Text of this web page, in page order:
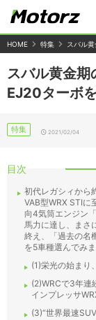
HOME 特集 スバル
スバル黄金期
EJ20ターボ
特集 2021/02/04
目次
初代レガシィから
VAB型WRX STIに
向4気筒エンジン
馬力に達し、まさ
終え、「過去の名
を5車種選んでみま
(1)栄光の始まり
(2)WRCで3年連
インプレッサ
(3)“世界最速